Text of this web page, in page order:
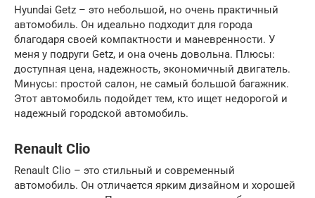
Hyundai Getz – это небольшой, но очень практичный
автомобиль. Он идеально подходит для города
благодаря своей компактности и маневренности. У
меня у подруги Getz, и она очень довольна. Плюсы:
доступная цена, надежность, экономичный двигатель.
Минусы: простой салон, не самый большой багажник.
Этот автомобиль подойдет тем, кто ищет недорогой и
надежный городской автомобиль.
Renault Clio
Renault Clio – это стильный и современный
автомобиль. Он отличается ярким дизайном и хорошей